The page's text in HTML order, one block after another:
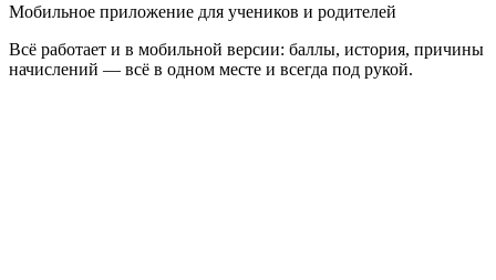
Мобильное приложение для учеников и родителей
Всё работает и в мобильной версии: баллы, история, причины
начислений — всё в одном месте и всегда под рукой.